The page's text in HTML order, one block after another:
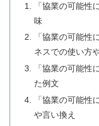
「協業の可能性
味
「協業の可能性
ネスでの使い方
「協業の可能性
た例文
「協業の可能性
や言い換え